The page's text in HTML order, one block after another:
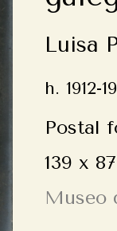
Luisa
h. 1912-
Postal
139 x
Museo